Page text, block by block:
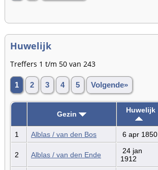
Huwelijk
Treffers 1 t/m 50 van 243
1 2 3 4 5 Volgende»
Gezin Huwelijk
1 Alblas / van den Bos 6 apr 1850
2 Alblas / van den Ende
24 jan
1912